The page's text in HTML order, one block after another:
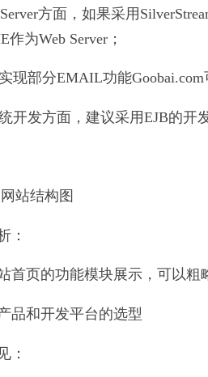
方面，如果采用SilverStream
作为Web Server；
分EMAIL功能Goobai.com
方面，建议采用EJB的开发
站结构图
：
首页的功能模块展示，可以粗
品和开发平台的选型
：